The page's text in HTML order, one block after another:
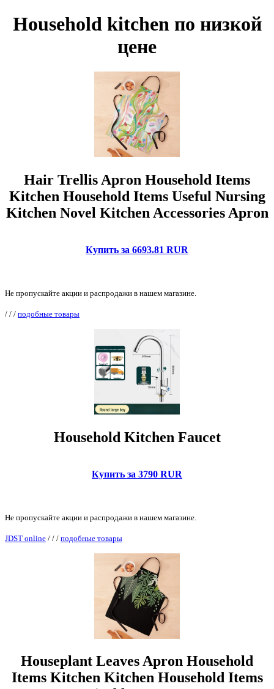
Household kitchen по низкой
цене
Hair Trellis Apron Household Items
Kitchen Household Items Useful Nursing
Kitchen Novel Kitchen Accessories Apron
Купить за 6693.81 RUR
Не пропускайте акции и распродажи в нашем магазине.
/ / / подобные товары
Household Kitchen Faucet
Купить за 3790 RUR
Не пропускайте акции и распродажи в нашем магазине.
JDST online / / / подобные товары
Houseplant Leaves Apron Household
Items Kitchen Kitchen Household Items